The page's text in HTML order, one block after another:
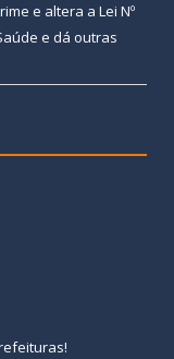
e altera a Lei Nº
e dá outras
!